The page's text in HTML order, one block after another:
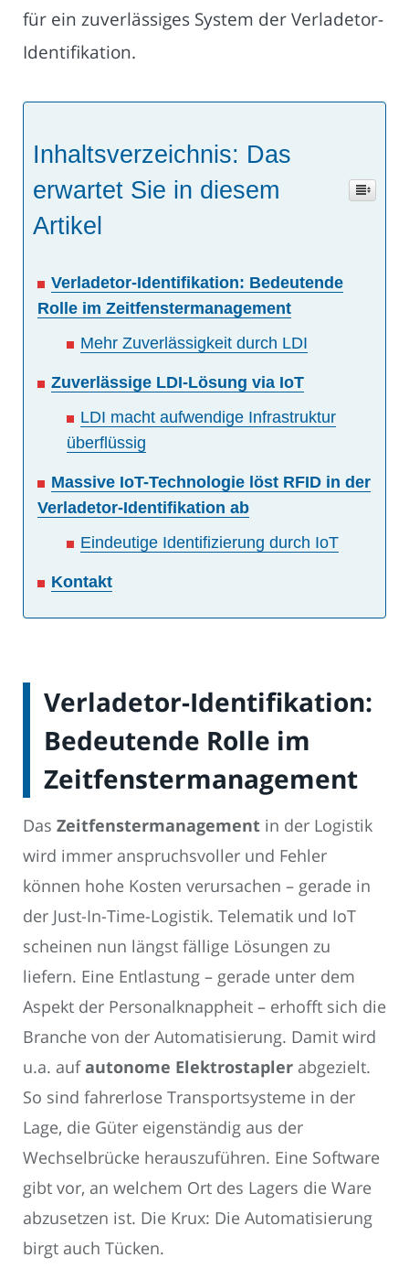
für ein zuverlässiges System der Verladetor-
Identifikation.
Inhaltsverzeichnis: Das
erwartet Sie in diesem
Artikel
Verladetor-Identifikation: Bedeutende
Rolle im Zeitfenstermanagement
Mehr Zuverlässigkeit durch LDI
Zuverlässige LDI-Lösung via IoT
LDI macht aufwendige Infrastruktur
überflüssig
Massive IoT-Technologie löst RFID in der
Verladetor-Identifikation ab
Eindeutige Identifizierung durch IoT
Kontakt
Verladetor-Identifikation:
Bedeutende Rolle im
Zeitfenstermanagement
Das Zeitfenstermanagement in der Logistik
wird immer anspruchsvoller und Fehler
können hohe Kosten verursachen – gerade in
der Just-In-Time-Logistik. Telematik und IoT
scheinen nun längst fällige Lösungen zu
liefern. Eine Entlastung – gerade unter dem
Aspekt der Personalknappheit – erhofft sich die
Branche von der Automatisierung. Damit wird
u.a. aufautonome Elektrostapler abgezielt.
So sind fahrerlose Transportsysteme in der
Lage, die Güter eigenständig aus der
Wechselbrücke herauszuführen. Eine Software
gibt vor, an welchem Ort des Lagers die Ware
abzusetzen ist. Die Krux: Die Automatisierung
birgt auch Tücken.